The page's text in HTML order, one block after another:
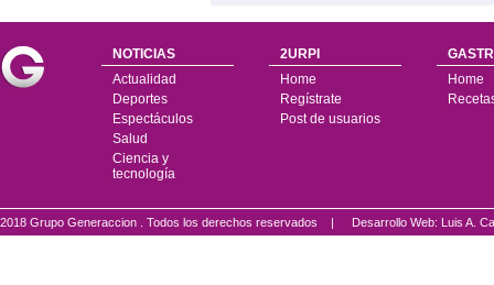
NOTICIAS
Actualidad
Deportes
Espectáculos
Salud
Ciencia y
tecnología
2URPI
Home
Regístrate
Post de usuarios
Home
2018 Grupo Generaccion . Todos los derechos reservados | Desarrollo Web: Luis